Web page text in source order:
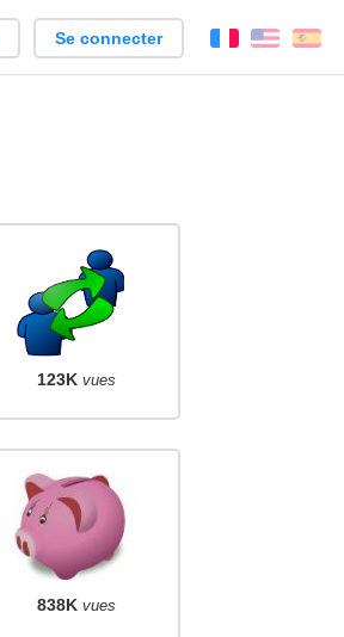
Se connecter FrançaisEnglish
123K vues
838K vues